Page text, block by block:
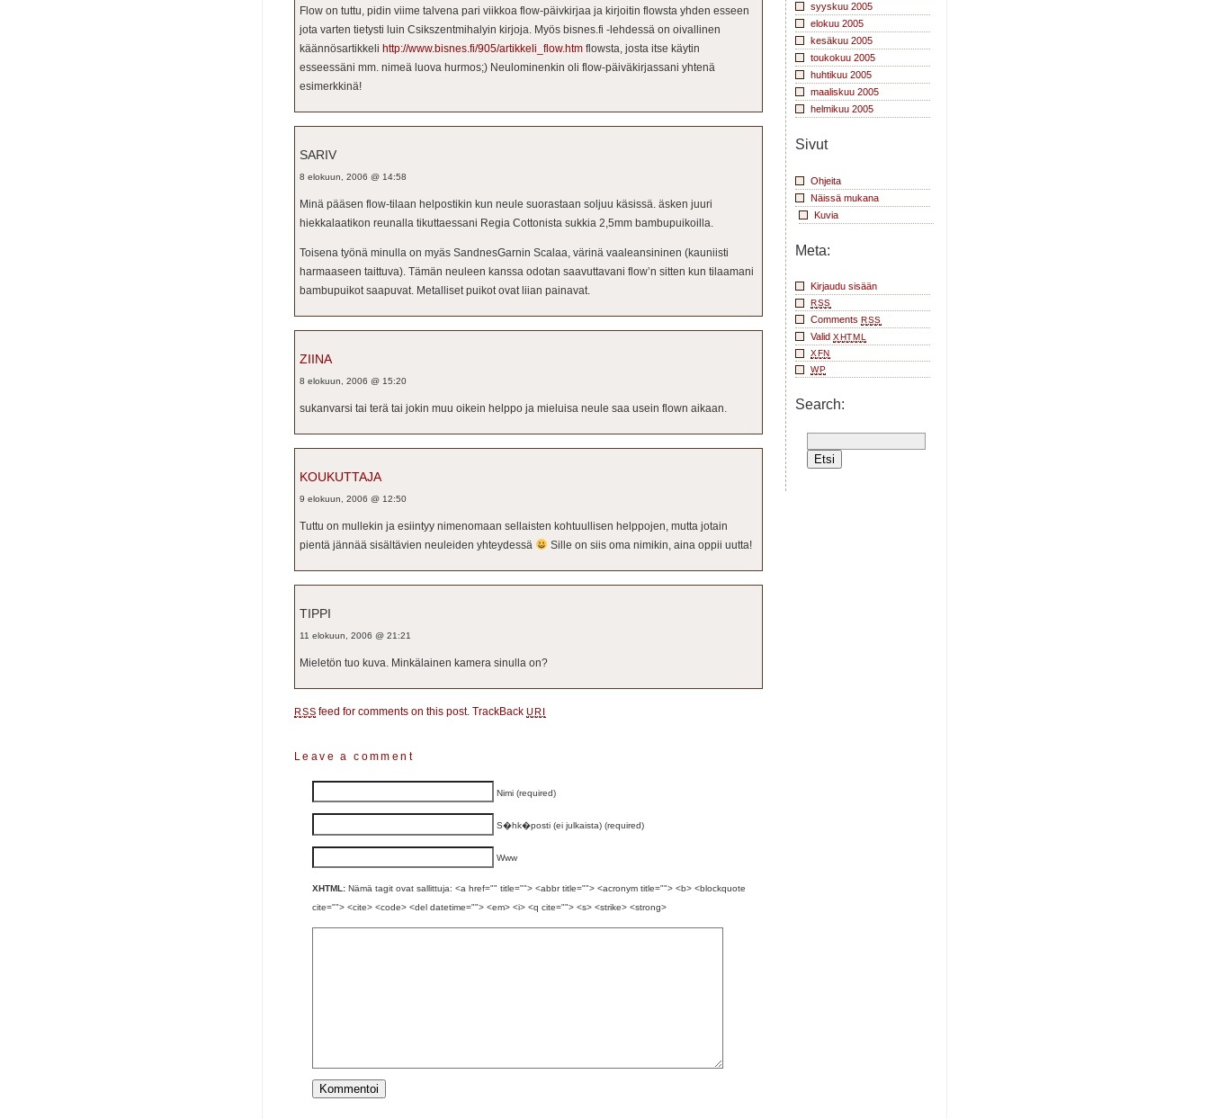
Flow on tuttu, pidin viime talvena pari viikkoa flow-päivkirjaa ja kirjoitin flowsta yhden esseen
jota varten tietysti luin Csikszentmihalyin kirjoja. Myös bisnes.fi -lehdessä on oivallinen
käännösartikkeli http://www.bisnes.fi/905/artikkeli_flow.htm flowsta, josta itse käytin
esseessäni mm. nimeä luova hurmos;) Neulominenkin oli flow-päiväkirjassani yhtenä
esimerkkinä!
SARIV
8 elokuun, 2006 @ 14:58
Minä pääsen flow-tilaan helpostikin kun neule suorastaan soljuu käsissä. äsken juuri
hiekkalaatikon reunalla tikuttaessani Regia Cottonista sukkia 2,5mm bambupuikoilla.
Toisena työnä minulla on myäs SandnesGarnin Scalaa, värinä vaaleansininen (kauniisti
harmaaseen taittuva). Tämän neuleen kanssa odotan saavuttavani flow’n sitten kun tilaamani
bambupuikot saapuvat. Metalliset puikot ovat liian painavat.
ZIINA
8 elokuun, 2006 @ 15:20
sukanvarsi tai terä tai jokin muu oikein helppo ja mieluisa neule saa usein flown aikaan.
KOUKUTTAJA
9 elokuun, 2006 @ 12:50
Tuttu on mullekin ja esiintyy nimenomaan sellaisten kohtuullisen helppojen, mutta jotain
pientä jännää sisältävien neuleiden yhteydessä
Sille on siis oma nimikin, aina oppii uutta!
TIPPI
11 elokuun, 2006 @ 21:21
Mieletön tuo kuva. Minkälainen kamera sinulla on?
RSS feed for comments on this post. TrackBackURI
Leave a comment
Nimi (required)
S�hk�posti (ei julkaista) (required)
Www
XHTML: Nämä tagit ovat sallittuja: <a href="" title=""> <abbr title=""> <acronym title=""> <b> <blockquote
cite=""> <cite> <code> <del datetime=""> <em> <i> <q cite=""> <s> <strike> <strong>
syyskuu 2005
elokuu 2005
kesäkuu 2005
toukokuu 2005
huhtikuu 2005
maaliskuu 2005
helmikuu 2005
Sivut
Ohjeita
Näissä mukana
Kuvia
Meta:
Kirjaudu sisään
RSS
Comments RSS
Valid XHTML
XFN
WP
Search: